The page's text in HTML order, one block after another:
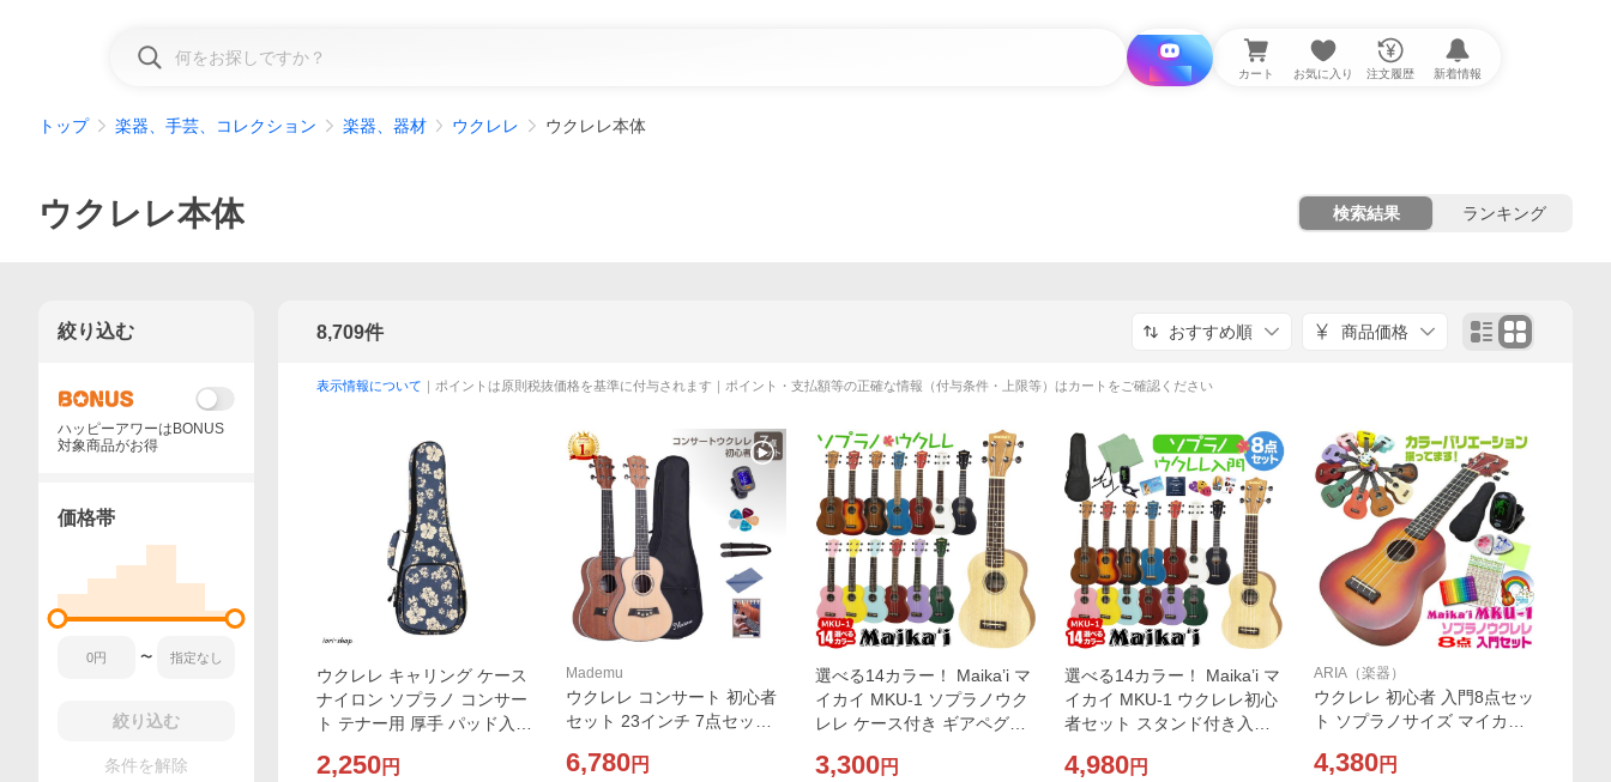
i と探す カート お気に入り 注文履歴 新着情報
トップ 楽器、手芸、コレクション 楽器、器材 ウクレレ ウクレレ本体
ウクレレ本体 検索結果 ランキング
8,709件 おすすめ順 商品価格
表示情報について ｜ポイントは原則税抜価格を基準に付与されます｜ポイント・支払額等の正確な情報（付与条件・上限等）はカートをご確認ください
ウクレレ キャリング ケース
ナイロン ソプラノ コンサー
ト テナー用 厚手 パッド入り
2,250円
Mademu
ウクレレ コンサート 初心者
セット 23インチ 7点セット
書付 ケース付 mademu ソロ
6,780円
選べる14カラー！ Maika’i マ
イカイ MKU-1 ソプラノウク
レレ ケース付き ギアペグ仕
ARIA MKU1
3,300円
選べる14カラー！ Maika’i マ
イカイ MKU-1 ウクレレ初心
者セット スタンド付き入門8
Maikai
4,980円
ARIA（楽器）
ウクレレ 初心者 入門8点セッ
ト ソプラノサイズ マイカイ
(カラーバリエーションあり)
4,380円
絞り込む
ハッピーアワーはBONUS
対象商品がお得
価格帯
〜
絞り込む
条件を解除